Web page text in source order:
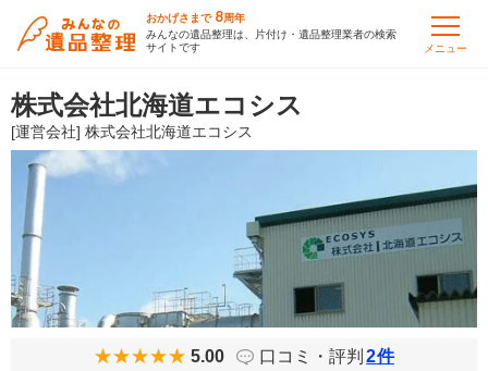
おかげさまで 8周年
みんなの遺品整理は、片付け・遺品整理業者の検索
サイトです
メニュー
株式会社北海道エコシス
[運営会社] 株式会社北海道エコシス
5.00 口コミ・評判 2件